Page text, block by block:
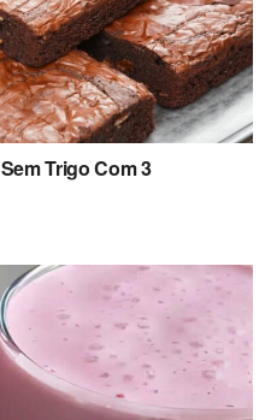
Trigo Com 3